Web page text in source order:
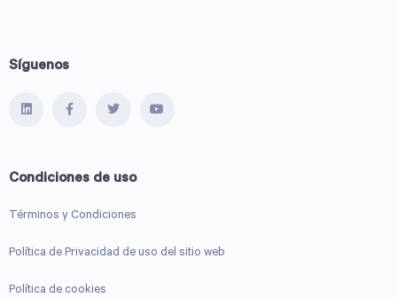
Síguenos
Condiciones de uso
Términos y Condiciones
Política de Privacidad de uso del sitio web
Política de cookies